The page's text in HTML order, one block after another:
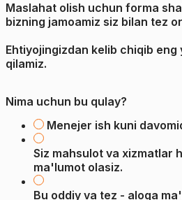
Maslahat olish uchun forma
bizning jamoamiz siz bilan tez
Ehtiyojingizdan kelib chiqib
qilamiz.
Nima uchun bu qulay?
Menejer ish kuni
Siz mahsulot va xizmatlar
ma'lumot olasiz.
Bu oddiy va tez - aloqa